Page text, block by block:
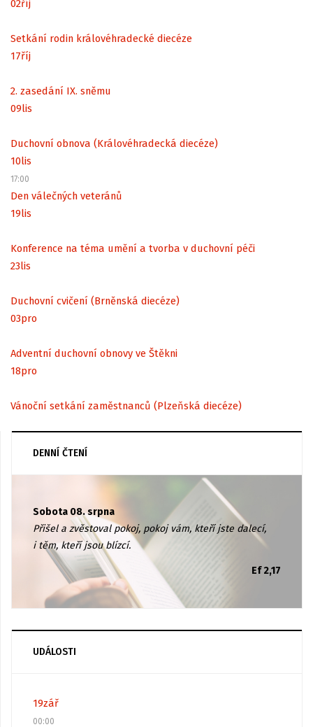
02říj
Setkání rodin královéhradecké diecéze
17říj
2. zasedání IX. sněmu
09lis
Duchovní obnova (Královéhradecká diecéze)
10lis
17:00
Den válečných veteránů
19lis
Konference na téma umění a tvorba v duchovní péči
23lis
Duchovní cvičení (Brněnská diecéze)
03pro
Adventní duchovní obnovy ve Štěkni
18pro
Vánoční setkání zaměstnanců (Plzeňská diecéze)
DENNÍ ČTENÍ
Sobota 08. srpna
Přišel a zvěstoval pokoj, pokoj vám, kteří jste dalecí,
i těm, kteří jsou blízcí.
Ef 2,17
UDÁLOSTI
19zář
00:00